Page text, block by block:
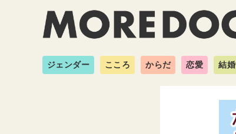
ジェンダー こころ からだ 恋愛 結婚